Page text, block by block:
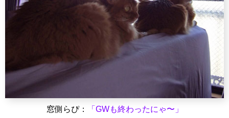
窓側らぴ：
「GWも終わったにゃ〜」